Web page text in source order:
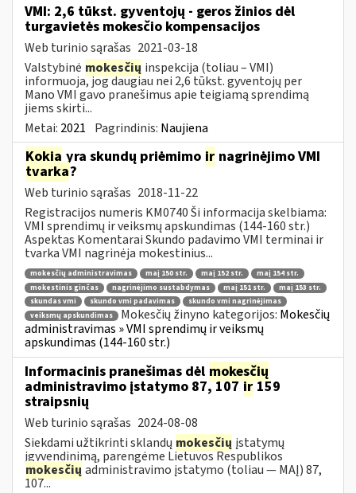
VMI: 2,6 tūkst. gyventojų - geros žinios dėl
turgavietės mokesčio kompensacijos
Web turinio sąrašas 2021-03-18
Valstybinė mokesčių inspekcija (toliau – VMI)
informuoja, jog daugiau nei 2,6 tūkst. gyventojų per
Mano VMI gavo pranešimus apie teigiamą sprendimą
jiems skirti...
Metai: 2021 Pagrindinis: Naujiena
Kokia yra skundų priėmimo ir nagrinėjimo VMI
tvarka?
Web turinio sąrašas 2018-11-22
Registracijos numeris KM0740 Ši informacija skelbiama:
VMI sprendimų ir veiksmų apskundimas (144-160 str.)
Aspektas Komentarai Skundo padavimo VMI terminai ir
tvarka VMI nagrinėja mokestinius...
mokesčių administravimas maį 150 str. maį 152 str.
maį 154 str.
mokestinis ginčas
nagrinėjimo sustabdymas maį 151 str.
maį 153 str.
skundas vmi
skundo vmi padavimas
skundo vmi nagrinėjimas
veiksmų apskundimas
Mokesčių žinyno kategorijos: Mokesčių
administravimas » VMI sprendimų ir veiksmų
apskundimas (144-160 str.)
Informacinis pranešimas dėl mokesčių
administravimo įstatymo 87, 107ir159
straipsnių
Web turinio sąrašas 2024-08-08
Siekdami užtikrinti sklandų mokesčių įstatymų
įgyvendinimą, parengėme Lietuvos Respublikos
mokesčių administravimo įstatymo (toliau — MAĮ) 87,
107...